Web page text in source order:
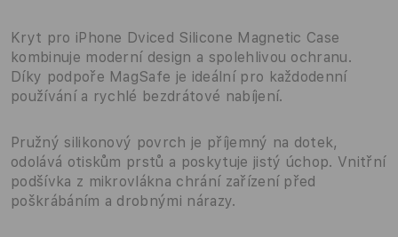
Kryt pro iPhone Dviced Silicone Magnetic Case
kombinuje moderní design a spolehlivou ochranu.
Díky podpoře MagSafe je ideální pro každodenní
používání a rychlé bezdrátové nabíjení.
Pružný silikonový povrch je příjemný na dotek,
odolává otiskům prstů a poskytuje jistý úchop. Vnitřní
podšívka z mikrovlákna chrání zařízení před
poškrábáním a drobnými nárazy.